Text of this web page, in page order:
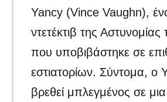
Yancy (Vince Vaughn),
ντετέκτιβ της
που υποβιβάστηκε σε
εστιατορίων. Σύντομα, ο
βρεθεί μπλεγμένος σε